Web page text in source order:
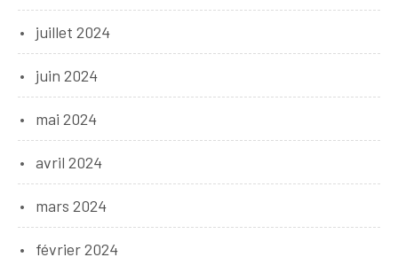
juillet 2024
juin 2024
mai 2024
avril 2024
mars 2024
février 2024